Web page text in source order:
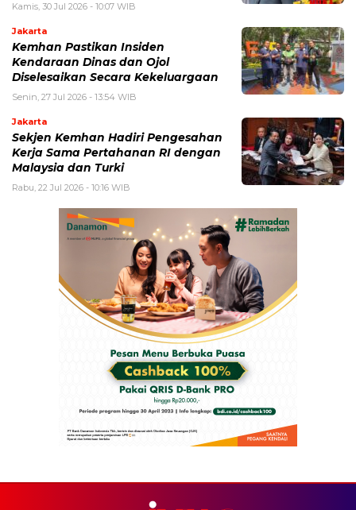
Kamis, 30 Jul 2026 - 10:07 WIB
Jakarta
Kemhan Pastikan Insiden
Kendaraan Dinas dan Ojol
Diselesaikan Secara Kekeluargaan
Senin, 27 Jul 2026 - 13:54 WIB
Jakarta
Sekjen Kemhan Hadiri Pengesahan
Kerja Sama Pertahanan RI dengan
Malaysia dan Turki
Rabu, 22 Jul 2026 - 10:16 WIB